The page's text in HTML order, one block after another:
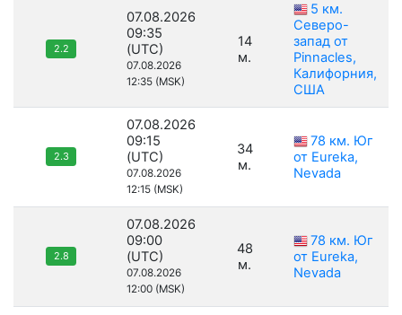
2.2
07.08.2026
09:35
(UTC)
07.08.2026
12:35 (MSK)
14
м.
5 км.
Северо-
запад от
Pinnacles,
Калифорния,
США
2.3
07.08.2026
09:15
(UTC)
07.08.2026
12:15 (MSK)
34
м.
78 км. Юг
от Eureka,
Nevada
2.8
07.08.2026
09:00
(UTC)
07.08.2026
12:00 (MSK)
48
м.
78 км. Юг
от Eureka,
Nevada